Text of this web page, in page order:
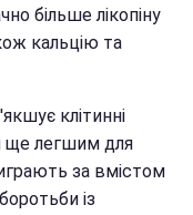
більше лікопіну
кальцію та
клітинні
ще легшим для
за вмістом
із